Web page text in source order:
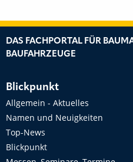
DAS FACHPORTAL FÜR
BAUFAHRZEUGE
Blickpunkt
Allgemein - Aktuelles
Namen und Neuigkeiten
Top-News
Blickpunkt